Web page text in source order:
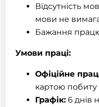
Відсутність
мови не
Бажання
Умови праці:
Офіційне
картою побиту
Графік: 6 днів